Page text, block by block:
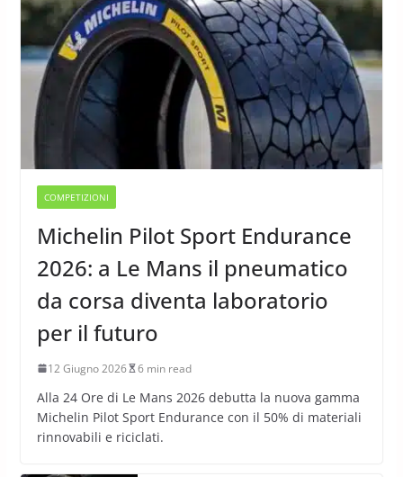
COMPETIZIONI
Michelin Pilot Sport Endurance
2026: a Le Mans il pneumatico
da corsa diventa laboratorio
per il futuro
12 Giugno 2026 6 min read
Alla 24 Ore di Le Mans 2026 debutta la nuova gamma
Michelin Pilot Sport Endurance con il 50% di materiali
rinnovabili e riciclati.